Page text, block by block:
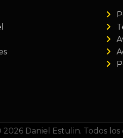
2026 Daniel Estulin. Todos los